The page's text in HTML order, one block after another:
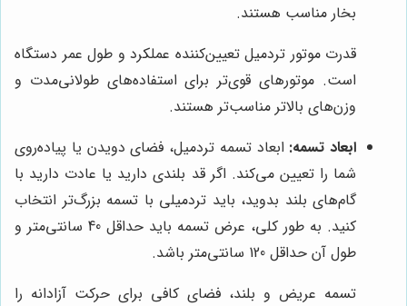
بخار مناسب هستند.
قدرت موتور تردمیل تعیین‌کننده عملکرد و طول عمر دستگاه
است. موتورهای قوی‌تر برای استفاده‌های طولانی‌مدت و
وزن‌های بالاتر مناسب‌تر هستند.
ابعاد تسمه: ابعاد تسمه تردمیل، فضای دویدن یا پیاده‌روی
شما را تعیین می‌کند. اگر قد بلندی دارید یا عادت دارید با
گام‌های بلند بدوید، باید تردمیلی با تسمه بزرگ‌تر انتخاب
کنید. به طور کلی، عرض تسمه باید حداقل 40 سانتی‌متر و
طول آن حداقل 120 سانتی‌متر باشد.
تسمه عریض و بلند، فضای کافی برای حرکت آزادانه را